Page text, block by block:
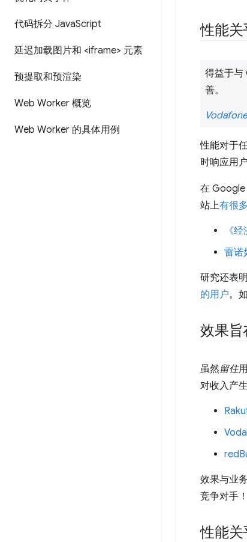
代码拆分 JavaScript
延迟加载图片和 <iframe> 元素
预提取和预渲染
Web Worker 概览
Web Worker 的具体用例
性能关
得益于与
善。
Vodafone
性能对于
时响应用
在 Google
站上有很
《
雷诺
研究还表
的用户。
效果旨
虽然留住
对收入产
效果与业
竞争对手！
性能关